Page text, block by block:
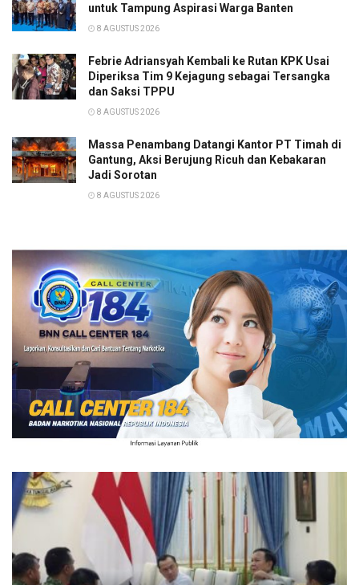
untuk Tampung Aspirasi Warga Banten
8 AGUSTUS 2026
Febrie Adriansyah Kembali ke Rutan KPK Usai
Diperiksa Tim 9 Kejagung sebagai Tersangka
dan Saksi TPPU
8 AGUSTUS 2026
Massa Penambang Datangi Kantor PT Timah di
Gantung, Aksi Berujung Ricuh dan Kebakaran
Jadi Sorotan
8 AGUSTUS 2026